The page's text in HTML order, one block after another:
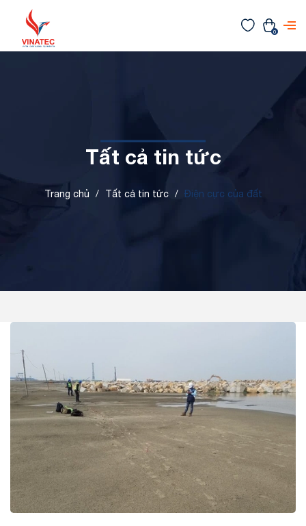
0
Tất cả tin tức
Trang chủ / Tất cả tin tức / Điện cực của đất